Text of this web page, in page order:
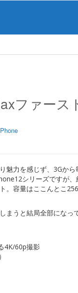
ファース
魅力を感じず、3Gか
シリーズですが
。容量はここんとこ
まうと結局全部にな
4K/60p撮影